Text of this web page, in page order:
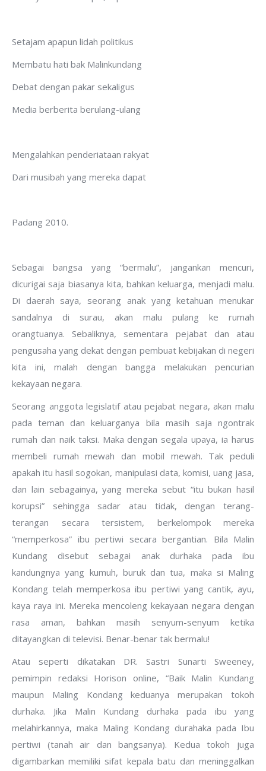
Setajam apapun lidah politikus
Membatu hati bak Malinkundang
Debat dengan pakar sekaligus
Media berberita berulang-ulang
Mengalahkan penderiataan rakyat
Dari musibah yang mereka dapat
Padang 2010.
Sebagai bangsa yang “bermalu”, jangankan mencuri,
dicurigai saja biasanya kita, bahkan keluarga, menjadi malu.
Di daerah saya, seorang anak yang ketahuan menukar
sandalnya di surau, akan malu pulang ke rumah
orangtuanya. Sebaliknya, sementara pejabat dan atau
pengusaha yang dekat dengan pembuat kebijakan di negeri
kita ini, malah dengan bangga melakukan pencurian
kekayaan negara.
Seorang anggota legislatif atau pejabat negara, akan malu
pada teman dan keluarganya bila masih saja ngontrak
rumah dan naik taksi. Maka dengan segala upaya, ia harus
membeli rumah mewah dan mobil mewah. Tak peduli
apakah itu hasil sogokan, manipulasi data, komisi, uang jasa,
dan lain sebagainya, yang mereka sebut “itu bukan hasil
korupsi” sehingga sadar atau tidak, dengan terang-
terangan secara tersistem, berkelompok mereka
“memperkosa” ibu pertiwi secara bergantian. Bila Malin
Kundang disebut sebagai anak durhaka pada ibu
kandungnya yang kumuh, buruk dan tua, maka si Maling
Kondang telah memperkosa ibu pertiwi yang cantik, ayu,
kaya raya ini. Mereka mencoleng kekayaan negara dengan
rasa aman, bahkan masih senyum-senyum ketika
ditayangkan di televisi. Benar-benar tak bermalu!
Atau seperti dikatakan DR. Sastri Sunarti Sweeney,
pemimpin redaksi Horison online, “Baik Malin Kundang
maupun Maling Kondang keduanya merupakan tokoh
durhaka. Jika Malin Kundang durhaka pada ibu yang
melahirkannya, maka Maling Kondang durahaka pada Ibu
pertiwi (tanah air dan bangsanya). Kedua tokoh juga
digambarkan memiliki sifat kepala batu dan meninggalkan